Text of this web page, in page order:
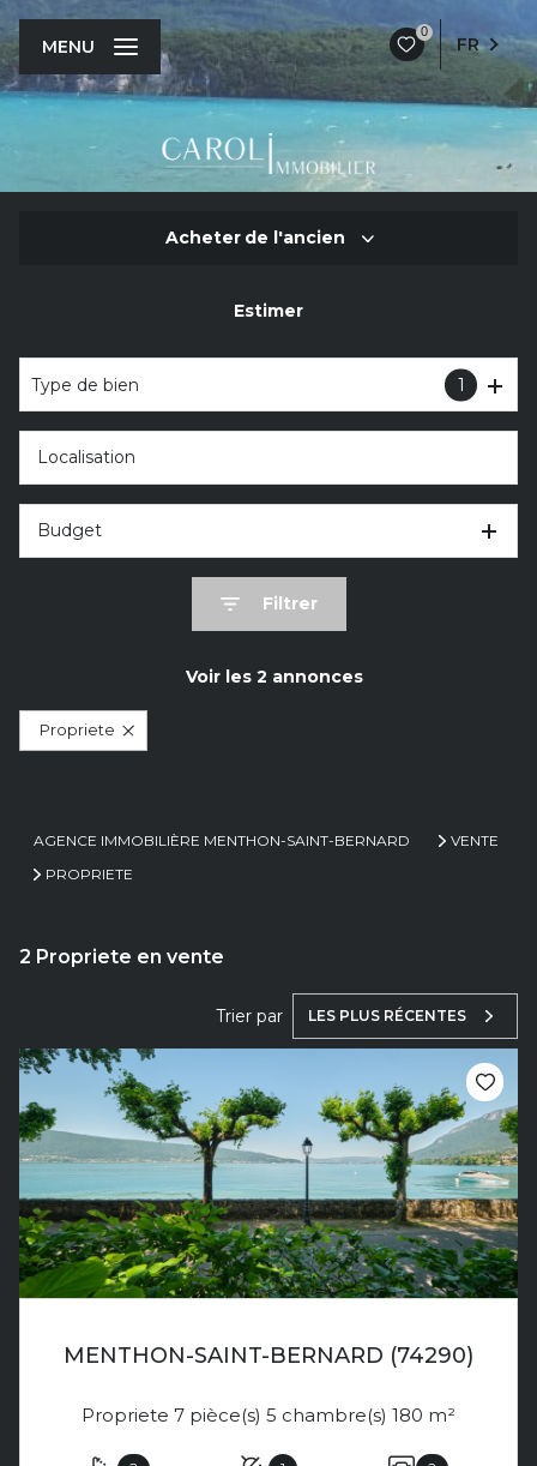
0
FR
MENU
Acheter de l'ancien
De l'immo pro
Estimer
Type de bien 1
Budget
Filtrer
Voir les 2 annonces
Propriete
AGENCE IMMOBILIÈRE MENTHON-SAINT-BERNARD
VENTE
PROPRIETE
2 Propriete en vente
Trier par LES PLUS RÉCENTES
MENTHON-SAINT-BERNARD (74290)
Propriete 7 pièce(s) 5 chambre(s) 180 m²